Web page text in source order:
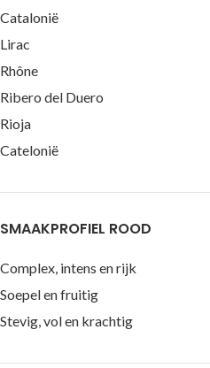
Catalonië
Lirac
Rhône
Ribero del Duero
Rioja
Catelonië
SMAAKPROFIEL ROOD
Complex, intens en rijk
Soepel en fruitig
Stevig, vol en krachtig